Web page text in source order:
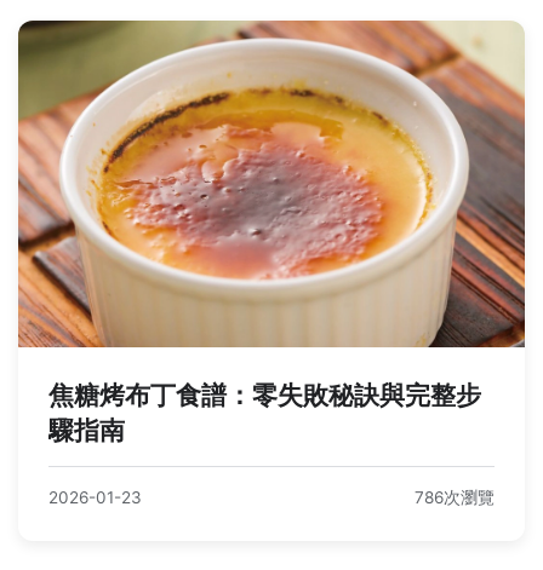
焦糖烤布丁食譜：零失敗秘訣與完整步
驟指南
2026-01-23 786次瀏覽